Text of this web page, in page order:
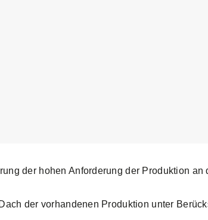
der hohen Anforderung der Produktion
der vorhandenen Produktion unter